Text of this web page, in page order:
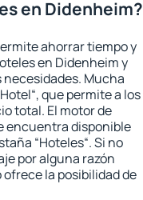
en Didenheim?
ahorrar tiempo y
en Didenheim y
Mucha
que permite a los
total. El motor de
encuentra disponible
“Hoteles“. Si no
por alguna razón
la posibilidad de